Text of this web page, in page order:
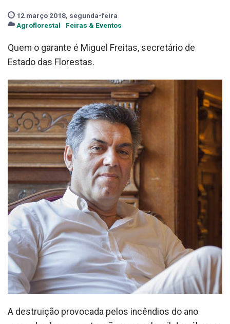
12 março 2018, segunda-feira
Agroflorestal
Feiras & Eventos
Quem o garante é Miguel Freitas, secretário de
Estado das Florestas.
A destruição provocada pelos incêndios do ano